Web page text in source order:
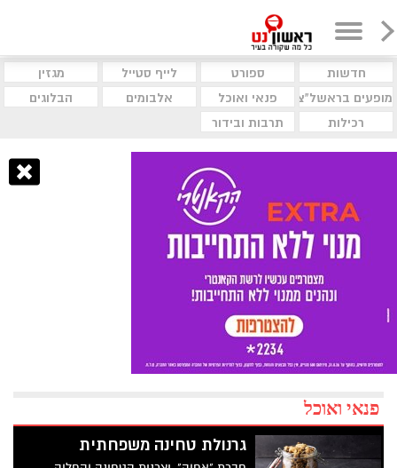
חדשות ספורט לייף סטייל
מגזין
מופעים בראשל"צ
פנאי ואוכל אלבומים
הבלוגים
רכילות
תרבות ובידור
פנאי ואוכל
גרנולת טחינה משפחתית